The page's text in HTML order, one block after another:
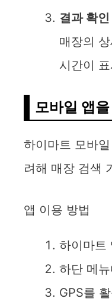
결과 확인
매장의
시간이
모바일 앱
하이마트 모바
려해 매장 검색
앱 이용 방법
하이마트
하단 메
GPS를